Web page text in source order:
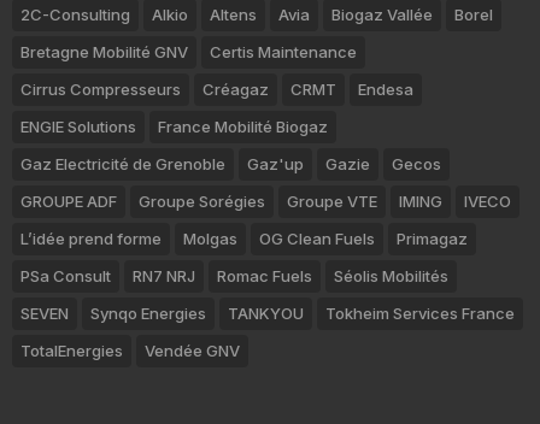
2C-Consulting Alkio Altens Avia Biogaz Vallée
Borel
Bretagne Mobilité GNV
Certis Maintenance
Cirrus Compresseurs
Créagaz CRMT
Endesa
ENGIE Solutions
France Mobilité Biogaz
Gaz Electricité de Grenoble
Gaz'up Gazie
Gecos
GROUPE ADF
Groupe Sorégies Groupe VTE IMING
IVECO
L’idée prend forme
Molgas OG Clean Fuels
Primagaz
PSa Consult
RN7 NRJ Romac Fuels
Séolis Mobilités
SEVEN
Synqo Energies TANKYOU
Tokheim Services France
TotalEnergies
Vendée GNV